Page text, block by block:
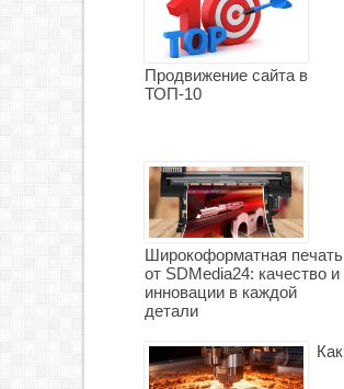
Продвижение сайта в
ТОП-10
Широкоформатная печать
от SDMedia24: качество и
инновации в каждой
детали
Как